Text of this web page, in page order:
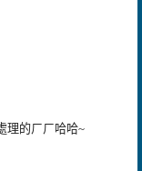
理的ㄏㄏ哈哈~